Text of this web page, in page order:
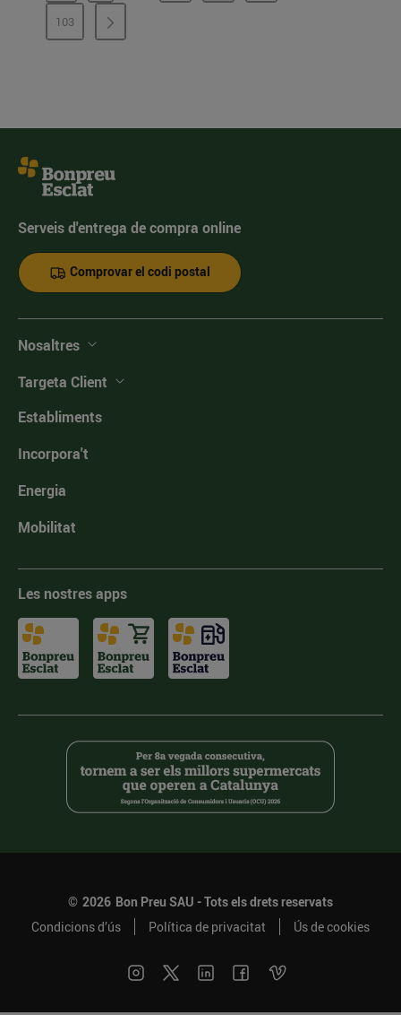
PÀGINA
103
Serveis d'entrega de compra online
Comprovar el codi postal
Nosaltres
Targeta Client
Establiments
Incorpora't
Energia
Mobilitat
Les nostres apps
© 2026 Bon Preu SAU - Tots els drets reservats
Condicions d’ús
Política de privacitat Ús de cookies